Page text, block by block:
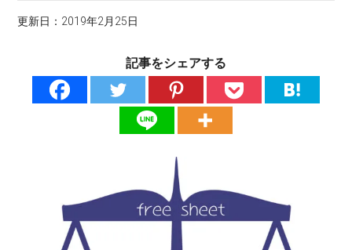
更新日： 2019年2月25日
記事をシェアする